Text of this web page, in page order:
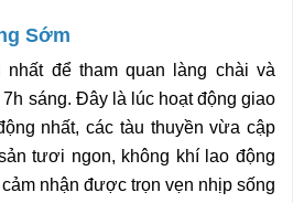
Sớm
để tham quan làng chài và
sáng. Đây là lúc hoạt động giao
nhất, các tàu thuyền vừa cập
tươi ngon, không khí lao động
nhận được trọn vẹn nhịp sống